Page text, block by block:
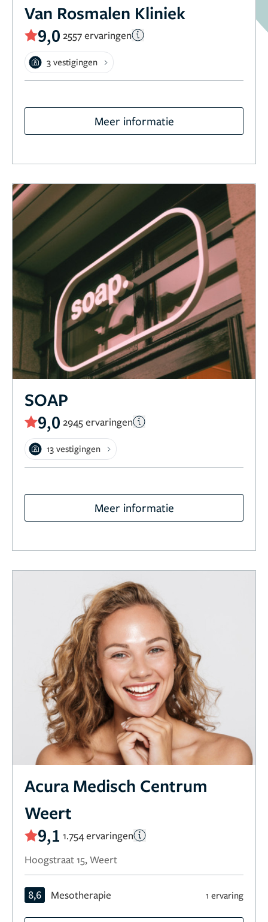
Van Rosmalen Kliniek
9,0 2557 ervaringen
3 vestigingen
Meer informatie
SOAP
9,0 2945 ervaringen
13 vestigingen
Meer informatie
Acura Medisch Centrum
Weert
9,1 1.754 ervaringen
Hoogstraat 15, Weert
8,6 Mesotherapie 1 ervaring